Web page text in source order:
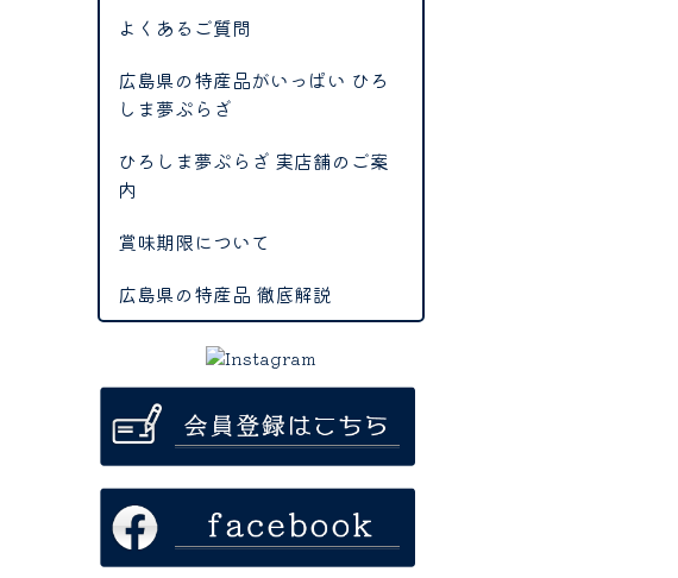
よくあるご質問
広島県の特産品がいっぱい ひろ
しま夢ぷらざ
ひろしま夢ぷらざ 実店舗のご案
内
賞味期限について
広島県の特産品 徹底解説